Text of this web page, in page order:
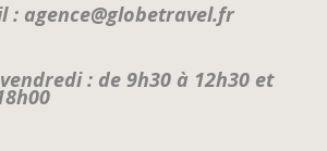
: agence@globetravel.fr
: de 9h30 à 12h30 et